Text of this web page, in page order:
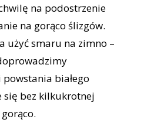
na podostrzenie
na gorąco ślizgów.
użyć smaru na zimno –
białego
się bez kilkukrotnej